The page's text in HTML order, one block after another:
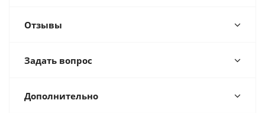
Отзывы
Задать вопрос
Дополнительно